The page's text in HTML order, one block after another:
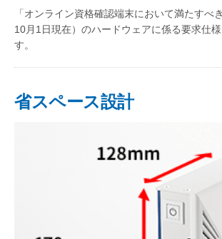
「オンライン資格確認端末において満たすべ
10月1日現在）のハードウェアに係る要求仕
す。
省スペース設計